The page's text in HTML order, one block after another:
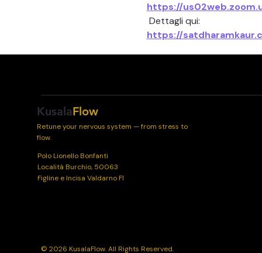
https://
Dettagli qui:
https://
KusalaFlow
Retune your nervous system — from stress to
flow.
Polo Lionello Bonfanti
Località Burchio, 50063
Figline e Incisa Valdarno FI
© 2026 KusalaFlow. All Rights Reserved.